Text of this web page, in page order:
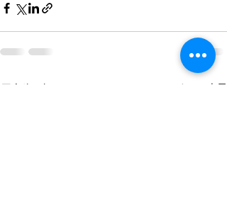
すべて表示